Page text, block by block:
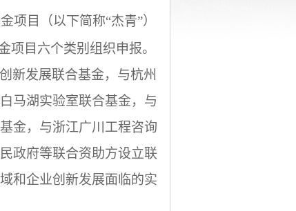
项目（以下简称“杰青”）
项目六个类别组织申报。
新发展联合基金，与杭州
马湖实验室联合基金，与
金，与浙江广川工程咨询
政府等联合资助方设立联
和企业创新发展面临的实